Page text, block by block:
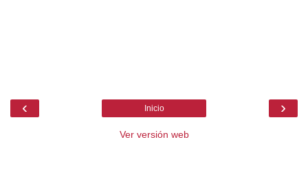
‹ ›
Inicio
Ver versión web